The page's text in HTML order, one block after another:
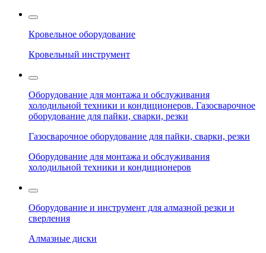
Кровельное оборудование
Кровельный инструмент
Оборудование для монтажа и обслуживания
холодильной техники и кондиционеров. Газосварочное
оборудование для пайки, сварки, резки
Газосварочное оборудование для пайки, сварки, резки
Оборудование для монтажа и обслуживания
холодильной техники и кондиционеров
Оборудование и инструмент для алмазной резки и
сверления
Алмазные диски